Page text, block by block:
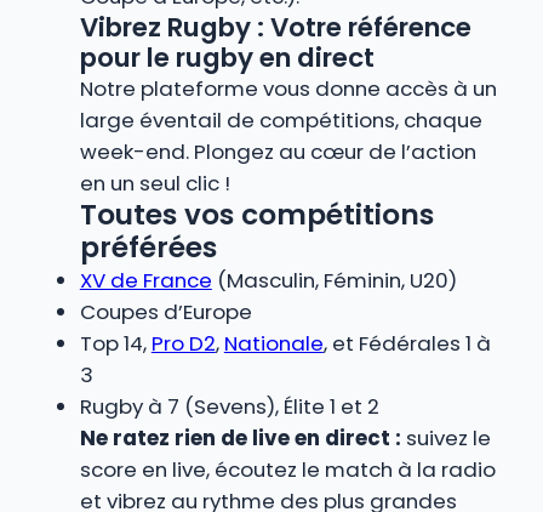
Vibrez Rugby : Votre référence
pour le rugby en direct
Notre plateforme vous donne accès à un
large éventail de compétitions, chaque
week-end. Plongez au cœur de l’action
en un seul clic !
Toutes vos compétitions
préférées
XV de France (Masculin, Féminin, U20)
Coupes d’Europe
Top 14, Pro D2, Nationale, et Fédérales 1 à
3
Rugby à 7 (Sevens), Élite 1 et 2
Ne ratez rien de live en direct : suivez le
score en live, écoutez le match à la radio
et vibrez au rythme des plus grandes